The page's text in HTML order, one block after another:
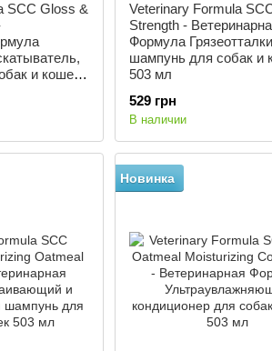
SCC Gloss &
и кошек
Veterinary Formula
Strength -
Формула
шампунь для собак и
503 мл
529 грн
В наличии
Новинка